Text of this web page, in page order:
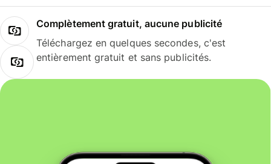
Complètement gratuit, aucune publicité
Téléchargez en quelques secondes, c'est
entièrement gratuit et sans publicités.